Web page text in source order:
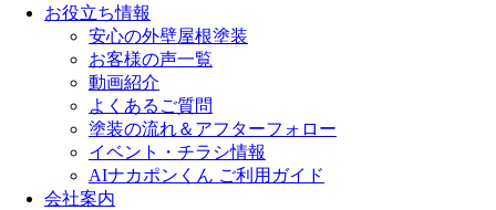
お役立ち情報
安心の外壁屋根塗装
お客様の声一覧
動画紹介
よくあるご質問
塗装の流れ＆アフターフォロー
イベント・チラシ情報
AIナカポンくん ご利用ガイド
会社案内